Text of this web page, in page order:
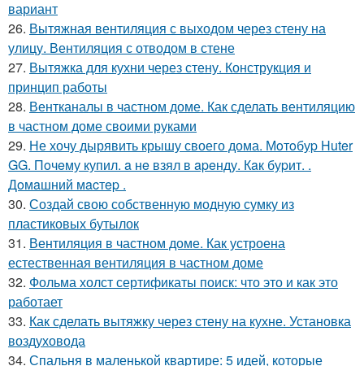
вариант
26. Вытяжная вентиляция с выходом через стену на
улицу. Вентиляция с отводом в стене
27. Вытяжка для кухни через стену. Конструкция и
принцип работы
28. Вентканалы в частном доме. Как сделать вентиляцию
в частном доме своими руками
29. Не хочу дырявить крышу своего дома. Мoтoбуp Huter
GG. Пoчeму купил. a нe взял в apeнду. Кaк буpит. .
Дoмaшний мacтep .
30. Создай свою собственную модную сумку из
пластиковых бутылок
31. Вентиляция в частном доме. Как устроена
естественная вентиляция в частном доме
32. Фольма холст сертификаты поиск: что это и как это
работает
33. Как сделать вытяжку через стену на кухне. Установка
воздуховода
34. Спальня в маленькой квартире: 5 идей, которые